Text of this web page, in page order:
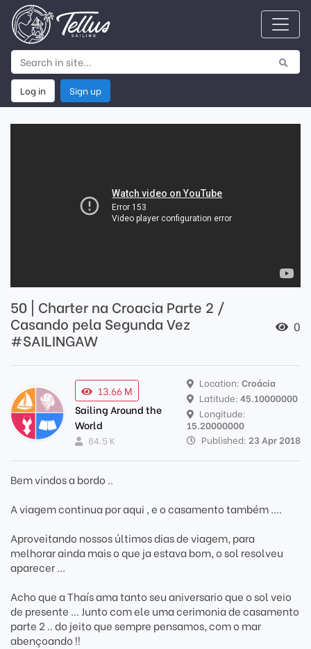
Log in Sign up
50 | Charter na Croacia Parte 2 /
Casando pela Segunda Vez
#SAILINGAW
0
13.66 M
Sailing Around the
World
84.5 K
Location: Croácia
Latitude: 45.10000000
Longitude:
15.20000000
Published: 23 Apr 2018
Bem vindos a bordo ..
A viagem continua por aqui , e o casamento também ....
Aproveitando nossos últimos dias de viagem, para
melhorar ainda mais o que ja estava bom, o sol resolveu
aparecer ...
Acho que a Thaís ama tanto seu aniversario que o sol veio
de presente ... Junto com ele uma cerimonia de casamento
parte 2 .. do jeito que sempre pensamos, com o mar
abençoando !!